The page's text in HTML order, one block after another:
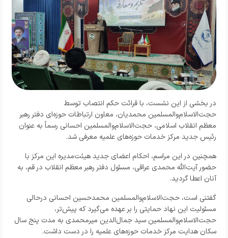
در بخشی از این نشست، با قرائت حکم انتصاب توسط
حجت‌الاسلام‌والمسلمین محمدیان، معاون ارتباطات حوزه‌ای دفتر رهبر
معظم انقلاب اسلامی، حجت‌الاسلام‌والمسلمین احسانی رسماً به عنوان
رئیس جدید مرکز خدمات حوزه‌های علمیه معرفی شد.
همچنین در این مراسم، احکام اعضای جدید هیئت‌مدیره این مرکز با
حضور آیت‌الله محمدی عراقی، مسئول دفتر رهبر معظم انقلاب در قم، به
آنان اعطا گردید.
گفتنی است، حجت‌الاسلام‌والمسلمین محمدحسین احسانی درحالی
مسئولیت این نهاد حمایتی را بر عهده می‌گیرد که پیش‌تر،
حجت‌الاسلام‌والمسلمین سید جمال‌الدین میرمحمدی به مدت پنج سال
سکان هدایت مرکز خدمات حوزه‌های علمیه را در دست داشت.